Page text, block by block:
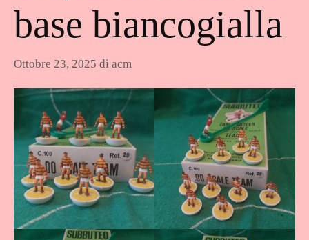
base biancogialla
Ottobre 23, 2025 di acm